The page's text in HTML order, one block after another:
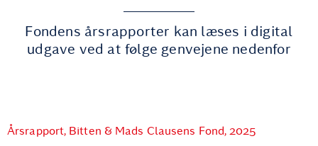
Fondens årsrapporter kan læses i digital
udgave ved at følge genvejene nedenfor
Årsrapport, Bitten & Mads Clausens Fond, 2025